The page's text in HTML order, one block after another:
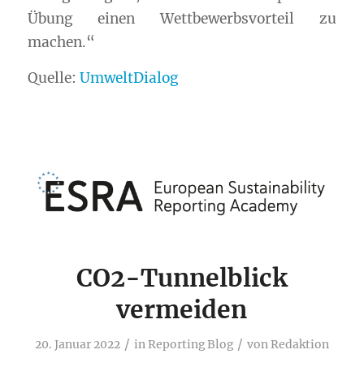
Übung einen Wettbewerbsvorteil zu
machen.“
Quelle: UmweltDialog
CO2-Tunnelblick
vermeiden
20. Januar 2022 / inReporting Blog / vonRedaktion